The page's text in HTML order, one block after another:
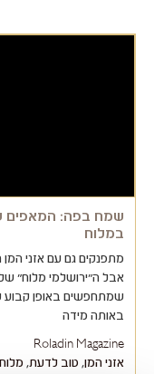
שמח בפה: המאפים
במלוח
מתפנקים גם עם אזני המן
אבל ה"ירושלמי מלוח"
שמתחפשים באופן קבוע
באותה מידה
Roladin Magazine
אזני המן, טוב לדעת, מלוח